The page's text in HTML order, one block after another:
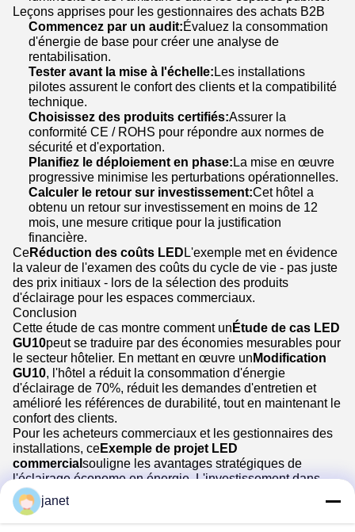
Leçons apprises pour les gestionnaires des achats B2B
Commencez par un audit:Évaluez la consommation
d'énergie de base pour créer une analyse de
rentabilisation.
Tester avant la mise à l'échelle:Les installations
pilotes assurent le confort des clients et la compatibilité
technique.
Choisissez des produits certifiés:Assurer la
conformité CE / ROHS pour répondre aux normes de
sécurité et d'exportation.
Planifiez le déploiement en phase:La mise en œuvre
progressive minimise les perturbations opérationnelles.
Calculer le retour sur investissement:Cet hôtel a
obtenu un retour sur investissement en moins de 12
mois, une mesure critique pour la justification
financière.
CeRéduction des coûts LEDL'exemple met en évidence
la valeur de l'examen des coûts du cycle de vie - pas juste
des prix initiaux - lors de la sélection des produits
d'éclairage pour les espaces commerciaux.
Conclusion
Cette étude de cas montre comment unÉtude de cas LED
GU10peut se traduire par des économies mesurables pour
le secteur hôtelier. En mettant en œuvre unModification
GU10, l'hôtel a réduit la consommation d'énergie
d'éclairage de 70%, réduit les demandes d'entretien et
amélioré les références de durabilité, tout en maintenant le
confort des clients.
Pour les acheteurs commerciaux et les gestionnaires des
installations, ceExemple de projet LED
commercialsouligne les avantages stratégiques de
l'éclairage économe en énergie. L'investissement dans
des LED GU10 de haute qualité peut fournir non
seulement des économies de coûts immédiates, mais
aussi une fiabilité opérationnelle à long terme et une
janet